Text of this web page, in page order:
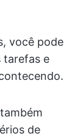
você pode
tarefas e
de